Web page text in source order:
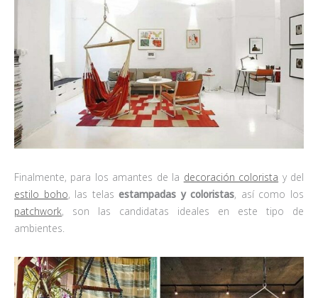
Finalmente, para los amantes de la decoración colorista y del
estilo boho, las telasestampadas y coloristas, así como los
patchwork, son las candidatas ideales en este tipo de
ambientes.